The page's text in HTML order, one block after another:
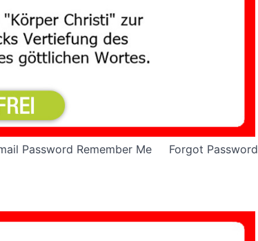
Password Remember Me Forgot Password